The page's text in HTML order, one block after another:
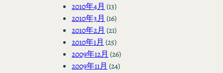
2010年4月 (13)
2010年3月 (16)
2010年2月 (21)
2010年1月 (25)
2009年12月 (26)
2009年11月 (24)